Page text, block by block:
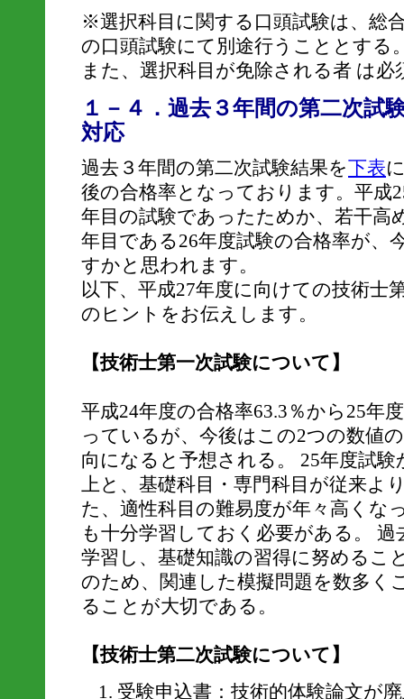
※選択科目に関する口頭試験は、総
の口頭試験にて別途行うこととする
また、選択科目が免除される者 は
１－４．過去３年間の第二次試
対応
過去３年間の第二次試験結果を下表
後の合格率となっております。平成
年目の試験であったためか、若干高
年目である26年度試験の合格率が、
すかと思われます。
以下、平成27年度に向けての技術士
のヒントをお伝えします。
【技術士第一次試験について】
平成24年度の合格率63.3％から25年
っているが、今後はこの2つの数値
向になると予想される。 25年度試
上と、基礎科目・専門科目が従来よ
た、適性科目の難易度が年々高くな
も十分学習しておく必要がある。
学習し、基礎知識の習得に努めるこ
のため、関連した模擬問題を数多く
ることが大切である。
【技術士第二次試験について】
受験申込書：技術的体験論文が